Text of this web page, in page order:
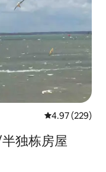
平均评分 4.97
4.97 (229)
独栋房屋